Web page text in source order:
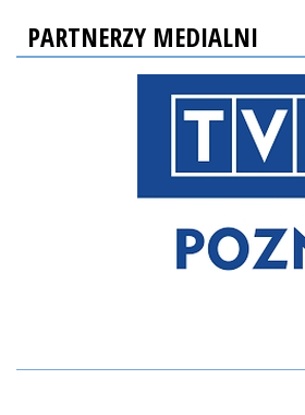
PARTNERZY MEDIALNI